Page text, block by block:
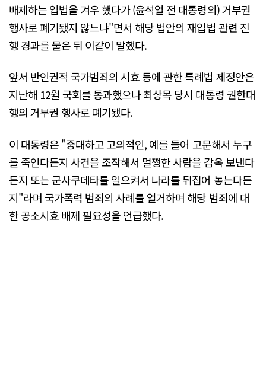
배제하는 입법을 겨우 했다가 (윤석열 전 대통령의) 거부권
행사로 폐기됐지 않느냐"면서 해당 법안의 재입법 관련 진
행 경과를 물은 뒤 이같이 말했다.
앞서 반인권적 국가범죄의 시효 등에 관한 특례법 제정안은
지난해 12월 국회를 통과했으나 최상목 당시 대통령 권한대
행의 거부권 행사로 폐기됐다.
이 대통령은 "중대하고 고의적인, 예를 들어 고문해서 누구
를 죽인다든지 사건을 조작해서 멀쩡한 사람을 감옥 보낸다
든지 또는 군사쿠데타를 일으켜서 나라를 뒤집어 놓는다든
지"라며 국가폭력 범죄의 사례를 열거하며 해당 범죄에 대
한 공소시효 배제 필요성을 언급했다.